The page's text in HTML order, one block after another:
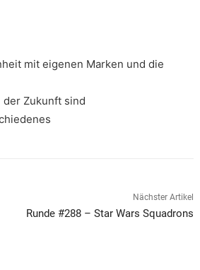
mit eigenen Marken und die
der Zukunft sind
Nächster Artikel
Runde #288 – Star Wars Squadrons